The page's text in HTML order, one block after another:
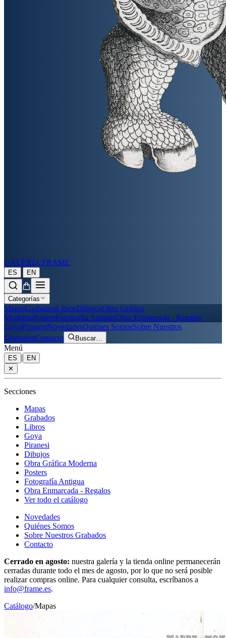
GALERÍA FRAME
ES | EN
Categorías
MapasGrabadosLibrosDibujosObra Gráfica
ModernaPostersFotografía AntiguaObra Enmarcada - Regalos
GoyaPiranesiNovedadesQuiénes SomosSobre Nuestros
GrabadosContacto Buscar…
Menú
ES |
EN
✕
Secciones
Mapas
Grabados
Libros
Goya
Piranesi
Dibujos
Obra Gráfica Moderna
Posters
Fotografía Antigua
Obra Enmarcada - Regalos
Ver todo el catálogo
Novedades
Quiénes Somos
Sobre Nuestros Grabados
Contacto
Cerrado en agosto: nuestra galería y la tienda online permanecerán
cerradas durante todo el mes de agosto, por lo que no será posible
realizar compras online. Para cualquier consulta, escríbanos a
info@frame.es.
Catálogo/Mapas